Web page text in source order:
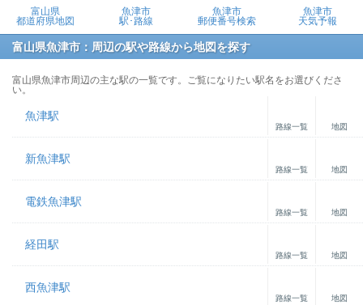
富山県
都道府県地図
魚津市
駅･路線
魚津市
郵便番号検索
魚津市
天気予報
富山県魚津市：周辺の駅や路線から地図を探す
富山県魚津市周辺の主な駅の一覧です。ご覧になりたい駅名をお選びくださ
い。
魚津駅
路線一覧 地図
新魚津駅
路線一覧 地図
電鉄魚津駅
路線一覧 地図
経田駅
路線一覧 地図
西魚津駅
路線一覧 地図